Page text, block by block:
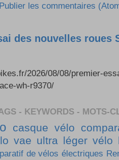
Publier les commentaires
des nouvelles roues
2026/08/08/premier-
wh-r9370/
- KEYWORDS - MOTS-
casque vélo
vae ultra léger vélo
de vélos électriques